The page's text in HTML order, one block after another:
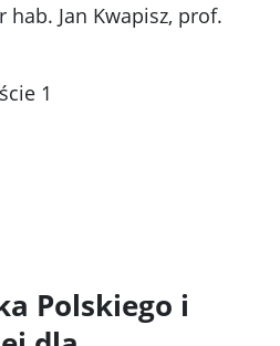
Jan Kwapisz, prof.
1
Polskiego i